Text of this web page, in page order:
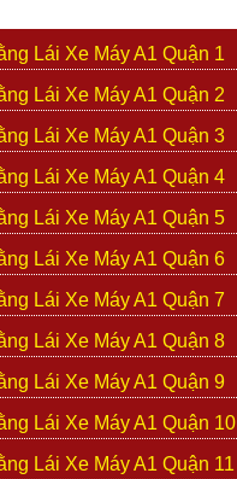
Lái Xe Máy A1 Quận 1
Lái Xe Máy A1 Quận 2
Lái Xe Máy A1 Quận 3
Lái Xe Máy A1 Quận 4
Lái Xe Máy A1 Quận 5
Lái Xe Máy A1 Quận 6
Lái Xe Máy A1 Quận 7
Lái Xe Máy A1 Quận 8
Lái Xe Máy A1 Quận 9
Lái Xe Máy A1 Quận 10
Lái Xe Máy A1 Quận 11